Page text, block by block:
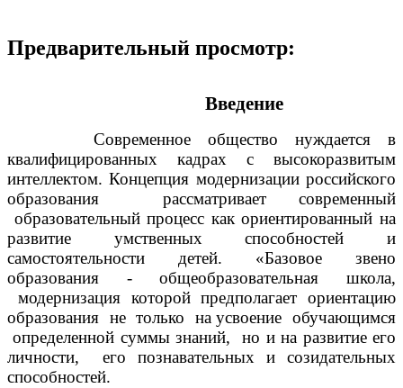
Предварительный просмотр:
Введение
Современное общество нуждается в
квалифицированных кадрах с высокоразвитым
интеллектом. Концепция модернизации российского
образования рассматривает современный
образовательный процесс как ориентированный на
развитие умственных способностей и
самостоятельности детей. «Базовое звено
образования - общеобразовательная школа,
модернизация которой предполагает ориентацию
образования не только на усвоение обучающимся
определенной суммы знаний, но и на развитие его
личности, его познавательных и созидательных
способностей.